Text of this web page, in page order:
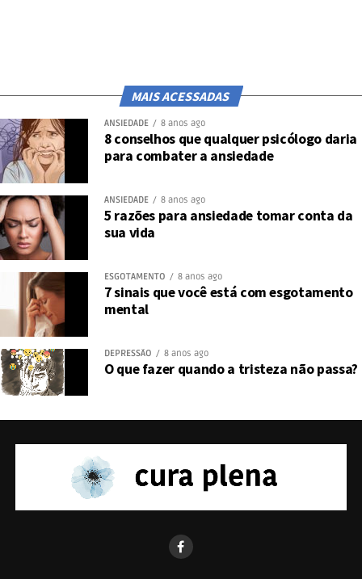
MAIS ACESSADAS
ANSIEDADE 8 anos ago
8 conselhos que qualquer psicólogo daria
para combater a ansiedade
ANSIEDADE 8 anos ago
5 razões para ansiedade tomar conta da
sua vida
ESGOTAMENTO 8 anos ago
7 sinais que você está com esgotamento
mental
DEPRESSÃO 8 anos ago
O que fazer quando a tristeza não passa?